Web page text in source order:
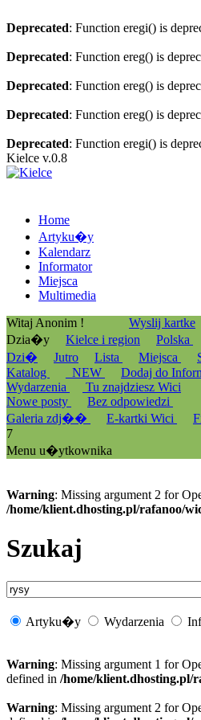
Deprecated: Function eregi() is
Deprecated: Function ereg() is
Deprecated: Function ereg() is
Deprecated: Function ereg() is
Deprecated: Function eregi() is
Kielce v.0.8
Home
Artyku�y
Kalendarz
Informator
Miejsca
Multimedia
Witaj Anonim !
Wyslij kartke
Dzia�y
Kielce i region Polska
Dzi�
Jutro Lista Miejsca
Katalog
_NEW Dodaj do
Wydarzenia
Tu znajdziesz Wici
Nowe posty
Bez odpowiedzi
Galeria zdj��
E-kartki Wici
7
Menu u�ytkownika
Warning: Missing argument 2 for
/home/klient.dhosting.pl/rafanoo/
Szukaj
Artyku�y Wydarzenia
Warning: Missing argument 1 for
defined in /home/klient.dhosting.pl/
Warning: Missing argument 2 for